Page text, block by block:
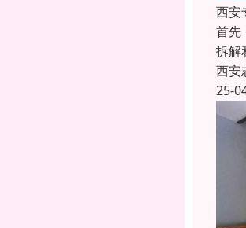
西安
首先
拆解
西安
25-